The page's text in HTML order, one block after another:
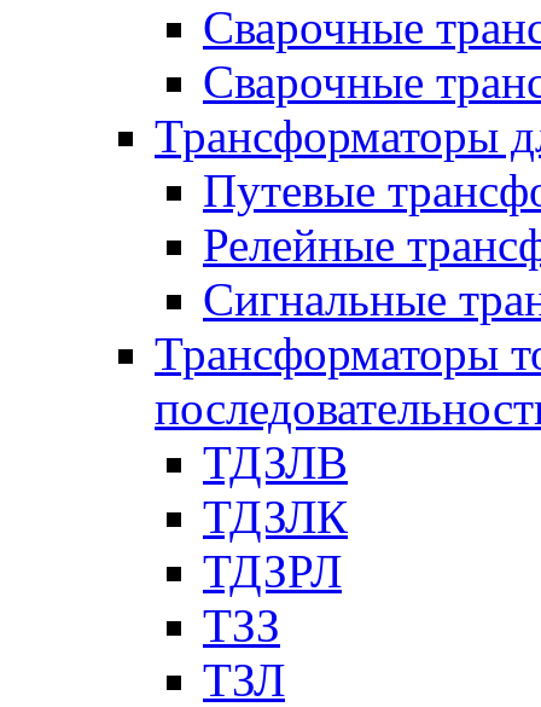
Сварочные
Сварочные
Трансформаторы
Путевые
Релейные
Сигнальные
Трансформаторы
ТДЗЛВ
ТДЗЛК
ТДЗРЛ
ТЗЗ
ТЗЛ